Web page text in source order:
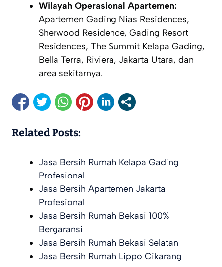
Wilayah Operasional Apartemen:
Apartemen Gading Nias Residences,
Sherwood Residence, Gading Resort
Residences, The Summit Kelapa Gading,
Bella Terra, Riviera, Jakarta Utara, dan
area sekitarnya.
Related Posts:
Jasa Bersih Rumah Kelapa Gading
Profesional
Jasa Bersih Apartemen Jakarta
Profesional
Jasa Bersih Rumah Bekasi 100%
Bergaransi
Jasa Bersih Rumah Bekasi Selatan
Jasa Bersih Rumah Lippo Cikarang